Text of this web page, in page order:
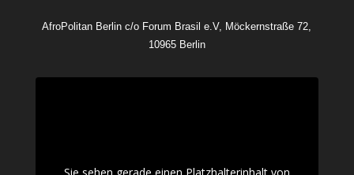
AfroPolitan Berlin c/o Forum Brasil e.V, Möckernstraße 72,
10965 Berlin